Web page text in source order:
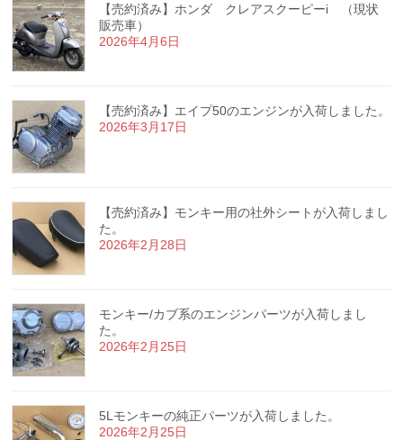
【売約済み】ホンダ クレアスクーピーi （現状
販売車）
2026年4月6日
【売約済み】エイプ50のエンジンが入荷しました。
2026年3月17日
【売約済み】モンキー用の社外シートが入荷しまし
た。
2026年2月28日
モンキー/カブ系のエンジンパーツが入荷しまし
た。
2026年2月25日
5Lモンキーの純正パーツが入荷しました。
2026年2月25日